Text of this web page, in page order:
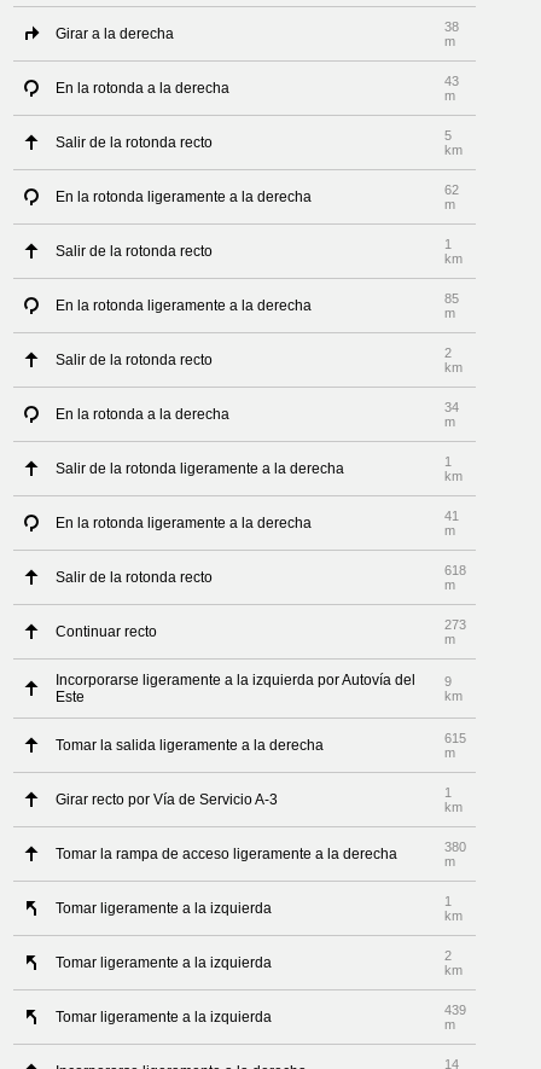
Girar a la derecha
38
m
En la rotonda a la derecha
43
m
Salir de la rotonda recto
5
km
En la rotonda ligeramente a la derecha
62
m
Salir de la rotonda recto
1
km
En la rotonda ligeramente a la derecha
85
m
Salir de la rotonda recto
2
km
En la rotonda a la derecha
34
m
Salir de la rotonda ligeramente a la derecha
1
km
En la rotonda ligeramente a la derecha
41
m
Salir de la rotonda recto
618
m
Continuar recto
273
m
Incorporarse ligeramente a la izquierda por Autovía del
Este
9
km
Tomar la salida ligeramente a la derecha
615
m
Girar recto por Vía de Servicio A-3
1
km
Tomar la rampa de acceso ligeramente a la derecha
380
m
Tomar ligeramente a la izquierda
1
km
Tomar ligeramente a la izquierda
2
km
Tomar ligeramente a la izquierda
439
m
14